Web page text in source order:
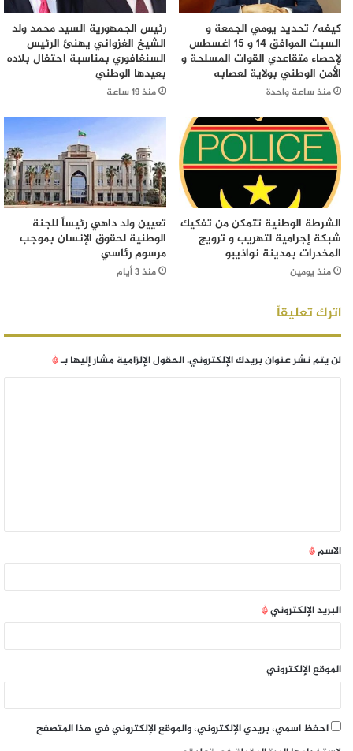
كيفه/ تحديد يومي الجمعة و
السبت الموافق 14 و 15 اغسطس
لإحصاء متقاعدي القوات المسلحة و
الأمن الوطني بولاية لعصابه
منذ ساعة واحدة
رئيس الجمهورية السيد محمد ولد
الشيخ الغزواني يهنئ الرئيس
السنغافوري بمناسبة احتفال بلاده
بعيدها الوطني
منذ 19 ساعة
الشرطة الوطنية تتمكن من تفكيك
شبكة إجرامية لتهريب و ترويج
المخدرات بمدينة نواذيبو
منذ يومين
تعيين ولد داهي رئيساً للجنة
الوطنية لحقوق الإنسان بموجب
مرسوم رئاسي
منذ 3 أيام
اترك تعليقاً
لن يتم نشر عنوان بريدك الإلكتروني.الحقول الإلزامية مشار إليها بـ*
الاسم*
البريد الإلكتروني*
الموقع الإلكتروني
احفظ اسمي، بريدي الإلكتروني، والموقع الإلكتروني في هذا المتصفح